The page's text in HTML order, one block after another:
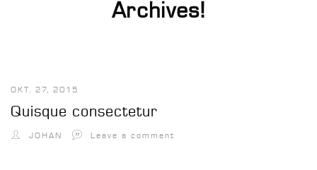
Archives!
OKT. 27, 2015
Quisque consectetur
JOHAN Leave a comment